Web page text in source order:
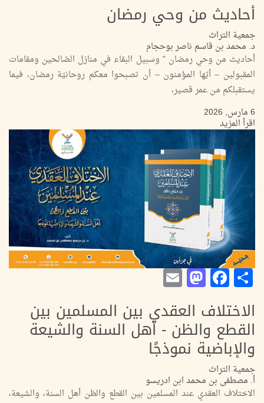
أحاديث من وحي رمضان
جمعية التراث
د. محمد بن قاسم ناصر بوحجام
أحاديث من وحي رمضان " وسبيل البقاء في منازل الصّالحين ومقامات
المقبولين – أيّها المؤمنون – أن تصبحوا معكم روحانيّة رمضان، فيما
يستقبلكم من عمر قصير،
6 مارس, 2026
اقرأ المزيد
Share
Facebook
Mastodon
Email
الاختلاف العقدي بين المسلمين بين
القطع والظن - أهل السنة والشيعة
والإباضية نموذجًا
جمعية التراث
أ. مصطفى بن محمد ابن ادريسو
الاختلاف العقدي عند المسلمين بين القطع والظن أهل السنة، والشيعة،